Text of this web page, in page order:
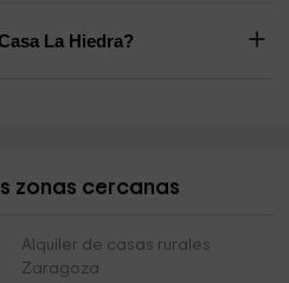
La Hiedra?
zonas cercanas
Alquiler de casas rurales
Zaragoza